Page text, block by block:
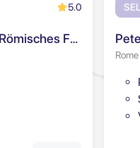
5.0
Rom: Audiotour Kolosseum, Römisches Forum & Palatin
Rome